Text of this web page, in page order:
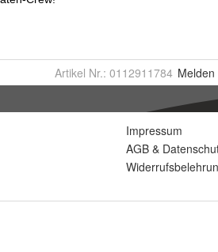
Artikel Nr.: 0112911784 Melden
Impressum
AGB &